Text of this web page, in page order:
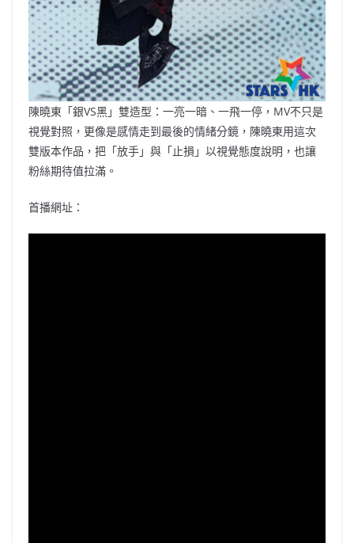
陳曉東「銀VS黑」雙造型：一亮一暗、一飛一停，MV不只是
視覺對照，更像是感情走到最後的情緒分鏡，陳曉東用這次
雙版本作品，把「放手」與「止損」以視覺態度說明，也讓
粉絲期待值拉滿。
首播網址：